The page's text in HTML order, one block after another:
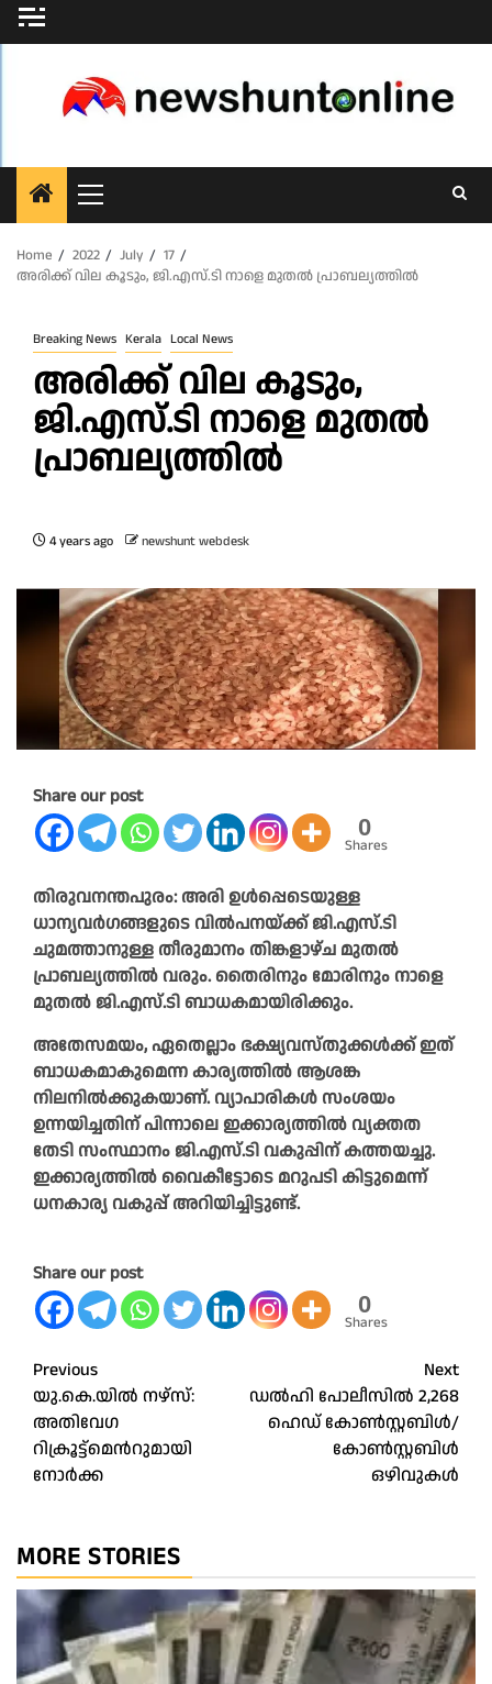
Skip
to
Primary
Menu
Home
2022 July
17
അരിക്ക് വില കൂടും, ജി.എസ്.ടി നാളെ മുതല്‍ പ്രാബല്യത്തിൽ
Breaking News Kerala Local News
അരിക്ക് വില കൂടും,
ജി.എസ്.ടി നാളെ മുതല്‍
പ്രാബല്യത്തിൽ
4 years ago newshunt webdesk
Share our post
0
Shares
തിരുവനന്തപുരം: അരി ഉള്‍പ്പെടെയുള്ള
ധാന്യവര്‍ഗങ്ങളുടെ വില്‍പനയ്ക്ക് ജി.എസ്.ടി
ചുമത്താനുള്ള തീരുമാനം തിങ്കളാഴ്ച മുതല്‍
പ്രാബല്യത്തില്‍ വരും. തൈരിനും മോരിനും നാളെ
മുതല്‍ ജി.എസ്.ടി ബാധകമായിരിക്കും.
അതേസമയം, ഏതെല്ലാം ഭക്ഷ്യവസ്തുക്കള്‍ക്ക് ഇത്
ബാധകമാകുമെന്ന കാര്യത്തില്‍ ആശങ്ക
നിലനില്‍ക്കുകയാണ്. വ്യാപാരികള്‍ സംശയം
ഉന്നയിച്ചതിന് പിന്നാലെ ഇക്കാര്യത്തില്‍ വ്യക്തത
തേടി സംസ്ഥാനം ജി.എസ്.ടി വകുപ്പിന് കത്തയച്ചു.
ഇക്കാര്യത്തില്‍ വൈകീട്ടോടെ മറുപടി കിട്ടുമെന്ന്
ധനകാര്യ വകുപ്പ് അറിയിച്ചിട്ടുണ്ട്.
Share our post
0
Shares
Post
navigation
Previous
യു.കെ.യിൽ നഴ്‌സ്:
അതിവേഗ
റിക്രൂട്ട്മെന്‍റുമായി
നോർക്ക
Next
ഡല്‍ഹി പോലീസില്‍ 2,268
ഹെഡ് കോണ്‍സ്റ്റബിള്‍/
കോണ്‍സ്റ്റബിള്‍
ഒഴിവുകള്‍
MORE STORIES